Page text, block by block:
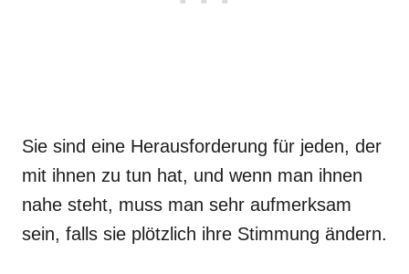
Sie sind eine Herausforderung für jeden, der
mit ihnen zu tun hat, und wenn man ihnen
nahe steht, muss man sehr aufmerksam
sein, falls sie plötzlich ihre Stimmung ändern.